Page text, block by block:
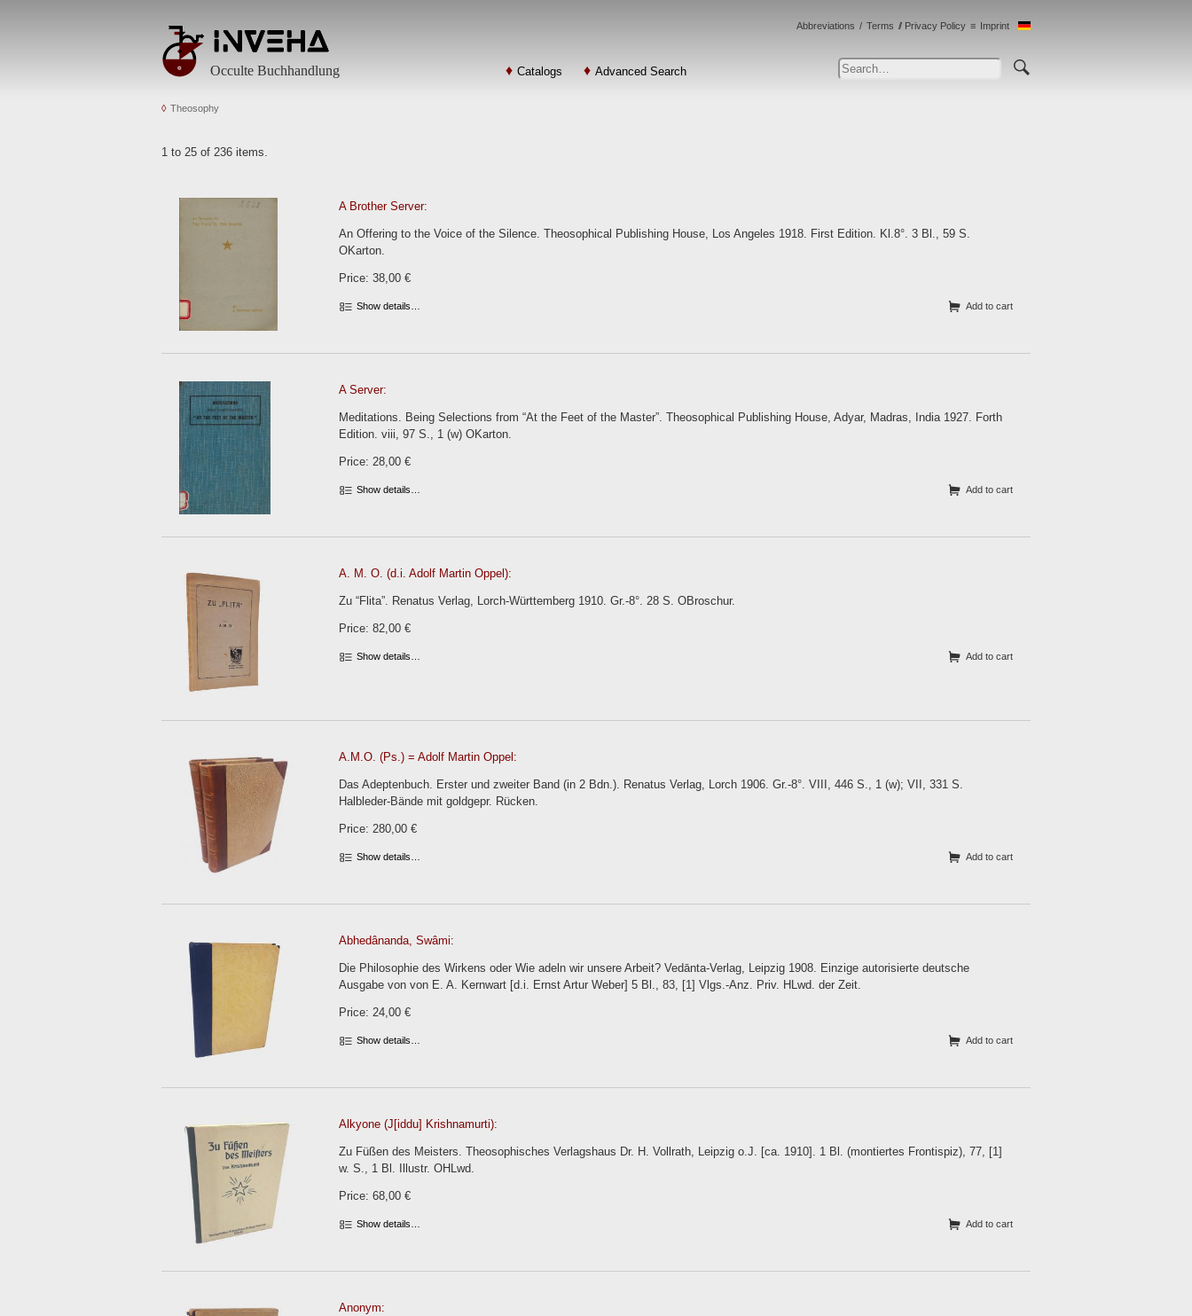
Occulte Buchhandlung Catalogs Advanced Search
Abbreviations Terms Privacy Policy Imprint
Theosophy
1 to 25 of 236 items.
A Brother Server:
An Offering to the Voice of the Silence. Theosophical Publishing House, Los Angeles 1918. First Edition. Kl.8°. 3 Bl., 59 S.
OKarton.
Price: 38,00 €
Show details… Add to cart
A Server:
Meditations. Being Selections from “At the Feet of the Master”. Theosophical Publishing House, Adyar, Madras, India 1927. Forth
Edition. viii, 97 S., 1 (w) OKarton.
Price: 28,00 €
Show details… Add to cart
A. M. O. (d.i. Adolf Martin Oppel):
Zu “Flita”. Renatus Verlag, Lorch-Württemberg 1910. Gr.-8°. 28 S. OBroschur.
Price: 82,00 €
Show details… Add to cart
A.M.O. (Ps.) = Adolf Martin Oppel:
Das Adeptenbuch. Erster und zweiter Band (in 2 Bdn.). Renatus Verlag, Lorch 1906. Gr.-8°. VIII, 446 S., 1 (w); VII, 331 S.
Halbleder-Bände mit goldgepr. Rücken.
Price: 280,00 €
Show details… Add to cart
Abhedânanda, Swâmi:
Die Philosophie des Wirkens oder Wie adeln wir unsere Arbeit? Vedānta-Verlag, Leipzig 1908. Einzige autorisierte deutsche
Ausgabe von von E. A. Kernwart [d.i. Ernst Artur Weber] 5 Bl., 83, [1] Vlgs.-Anz. Priv. HLwd. der Zeit.
Price: 24,00 €
Show details… Add to cart
Alkyone (J[iddu] Krishnamurti):
Zu Füßen des Meisters. Theosophisches Verlagshaus Dr. H. Vollrath, Leipzig o.J. [ca. 1910]. 1 Bl. (montiertes Frontispiz), 77, [1]
w. S., 1 Bl. Illustr. OHLwd.
Price: 68,00 €
Show details… Add to cart
Anonym: